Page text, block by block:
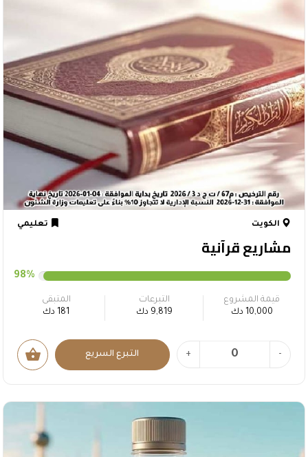
الكويت تعليمي
مشاريع قرآنية
98%
قيمة المشروع
10,000 دك
التبرعات
9,819 دك
المتبقى
181 دك
-
+ التبرع السريع shopping_basket